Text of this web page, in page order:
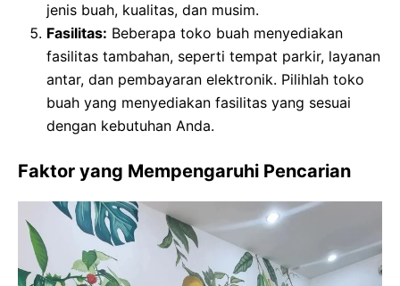
jenis buah, kualitas, dan musim.
Fasilitas: Beberapa toko buah menyediakan
fasilitas tambahan, seperti tempat parkir, layanan
antar, dan pembayaran elektronik. Pilihlah toko
buah yang menyediakan fasilitas yang sesuai
dengan kebutuhan Anda.
Faktor yang Mempengaruhi Pencarian